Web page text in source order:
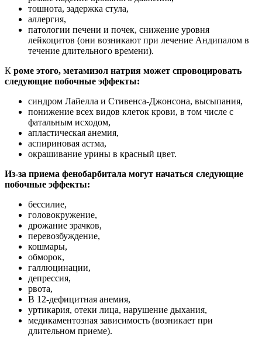
тошнота, задержка стула,
аллергия,
патологии печени и почек, снижение уровня
лейкоцитов (они возникают при лечение Андипалом в
течение длительного времени).
К роме этого, метамизол натрия может спровоцировать
следующие побочные эффекты:
синдром Лайелла и Стивенса-Джонсона, высыпания,
понижение всех видов клеток крови, в том числе с
фатальным исходом,
апластическая анемия,
аспириновая астма,
окрашивание урины в красный цвет.
Из-за приема фенобарбитала могут начаться следующие
побочные эффекты:
бессилие,
головокружение,
дрожание зрачков,
перевозбуждение,
кошмары,
обморок,
галлюцинации,
депрессия,
рвота,
В 12-дефицитная анемия,
уртикария, отеки лица, нарушение дыхания,
медикаментозная зависимость (возникает при
длительном приеме).